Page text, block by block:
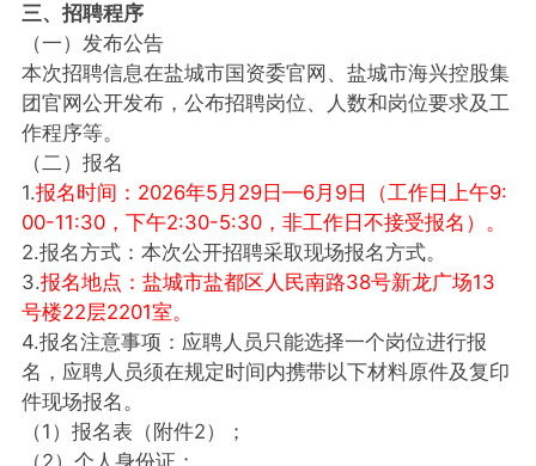
三、招聘程序
（一）发布公告
本次招聘信息在盐城市国资委官网、盐城市海兴控股集
团官网公开发布，公布招聘岗位、人数和岗位要求及工
作程序等。
（二）报名
1.报名时间：2026年5月29日—6月9日（工作日上午9:
00-11:30，下午2:30-5:30，非工作日不接受报名）。
2.报名方式：本次公开招聘采取现场报名方式。
3.报名地点：盐城市盐都区人民南路38号新龙广场13
号楼22层2201室。
4.报名注意事项：应聘人员只能选择一个岗位进行报
名，应聘人员须在规定时间内携带以下材料原件及复印
件现场报名。
（1）报名表（附件2）；